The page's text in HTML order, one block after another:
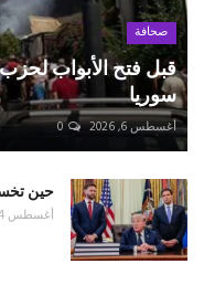
صحافة
قبل فتح الأبواب
سوريا
أغسطس 6, 2026 0
حين
أغسطس 4, 2026